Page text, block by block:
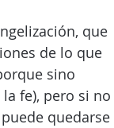
que
de lo que
sino
fe), pero si no
quedarse